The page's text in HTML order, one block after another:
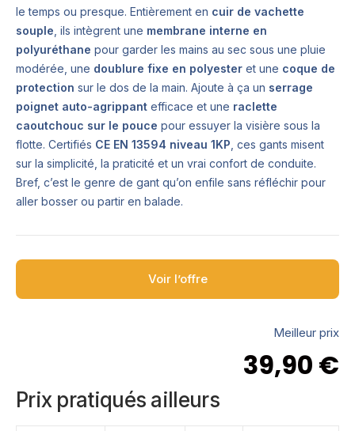
le temps ou presque. Entièrement en cuir de vachette
souple , ils intègrent une membrane interne en
polyuréthane pour garder les mains au sec sous une pluie
modérée, une doublure fixe en polyester et une coque de
protection sur le dos de la main. Ajoute à ça un serrage
poignet auto-agrippant efficace et une raclette
caoutchouc sur le pouce pour essuyer la visière sous la
flotte. Certifiés CE EN 13594 niveau 1KP , ces gants misent
sur la simplicité, la praticité et un vrai confort de conduite.
Bref, c’est le genre de gant qu’on enfile sans réfléchir pour
aller bosser ou partir en balade.
Voir l’offre
Meilleur prix
39,90 €
Prix pratiqués ailleurs